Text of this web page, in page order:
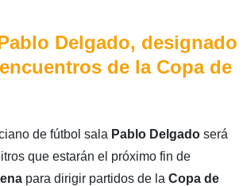
Delgado, designado
de la Copa de
de fútbol sala Pablo Delgadoserá
que estarán el próximo fin de
para dirigir partidos de la Copa de